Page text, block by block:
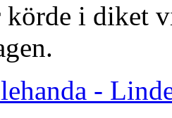
i diket
-